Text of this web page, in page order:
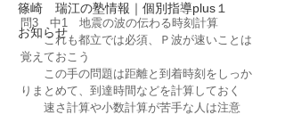
篠崎 瑞江の塾情報｜個別指導plus１
お知らせ
問3　中1　地震の波の伝わる時刻計算
これも都立では必須、Ｐ波が速いことは
覚えておこう
この手の問題は距離と到着時刻をしっか
りまとめて、到達時間などを計算しておく
速さ計算や小数計算が苦手な人は注意